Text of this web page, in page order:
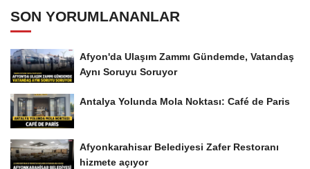
SON YORUMLANANLAR
Afyon'da Ulaşım Zammı Gündemde, Vatandaş
Aynı Soruyu Soruyor
Antalya Yolunda Mola Noktası: Café de Paris
Afyonkarahisar Belediyesi Zafer Restoranı
hizmete açıyor